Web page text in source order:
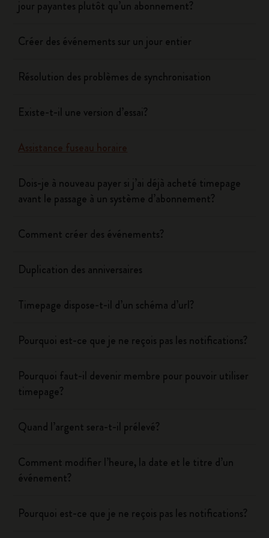
jour payantes plutôt qu’un abonnement?
Créer des événements sur un jour entier
Résolution des problèmes de synchronisation
Existe-t-il une version d’essai?
Assistance fuseau horaire
Dois-je à nouveau payer si j’ai déjà acheté timepage
avant le passage à un système d’abonnement?
Comment créer des événements?
Duplication des anniversaires
Timepage dispose-t-il d’un schéma d’url?
Pourquoi est-ce que je ne reçois pas les notifications?
Pourquoi faut-il devenir membre pour pouvoir utiliser
timepage?
Quand l’argent sera-t-il prélevé?
Comment modifier l’heure, la date et le titre d’un
événement?
Pourquoi est-ce que je ne reçois pas les notifications?